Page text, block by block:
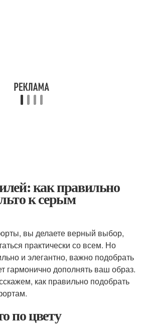
как правильно
к серым
вы делаете верный выбор,
практически со всем. Но
и элегантно, важно подобрать
гармонично дополнять ваш образ.
как правильно подобрать
по цвету